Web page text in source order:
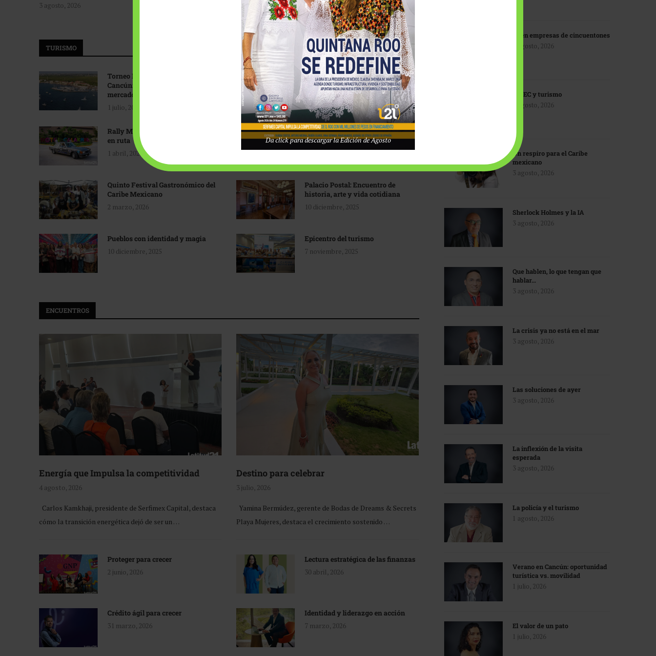
3 agosto, 2026
Tecnológico de Monterrey
3 agosto, 2026
TURISMO
Torneo Internacional de Pesca
Cancún: Navegando hacia nuevos
mercados
1 julio, 2026
Promoción turística con visión
1 abril, 2026
Rally Maya: Herencia automotriz
en ruta
1 abril, 2026
Industria global en
reconfiguración
31 marzo, 2026
Quinto Festival Gastronómico del
Caribe Mexicano
2 marzo, 2026
Palacio Postal: Encuentro de
historia, arte y vida cotidiana
10 diciembre, 2025
Pueblos con identidad y magia
10 diciembre, 2025
Epicentro del turismo
7 noviembre, 2025
ENCUENTROS
Energía que Impulsa la competitividad
4 agosto, 2026
Carlos Kamkhaji, presidente de Serfimex Capital, destaca
cómo la transición energética dejó de ser un …
Destino para celebrar
3 julio, 2026
Yamina Bermúdez, gerente de Bodas de Dreams & Secrets
Playa Mujeres, destaca el crecimiento sostenido …
Proteger para crecer
2 junio, 2026
Lectura estratégica de las finanzas
30 abril, 2026
Crédito ágil para crecer
31 marzo, 2026
Identidad y liderazgo en acción
7 marzo, 2026
IA en empresas de cincuentones
3 agosto, 2026
TMEC y turismo
3 agosto, 2026
Un respiro para el Caribe
mexicano
3 agosto, 2026
Sherlock Holmes y la IA
3 agosto, 2026
Que hablen, lo que tengan que
hablar…
3 agosto, 2026
La crisis ya no está en el mar
3 agosto, 2026
Las soluciones de ayer
3 agosto, 2026
La inflexión de la visita
esperada
3 agosto, 2026
La policía y el turismo
1 agosto, 2026
Verano en Cancún: oportunidad
turística vs. movilidad
1 julio, 2026
El valor de un pato
1 julio, 2026
Da click para descargar la Edición de Agosto